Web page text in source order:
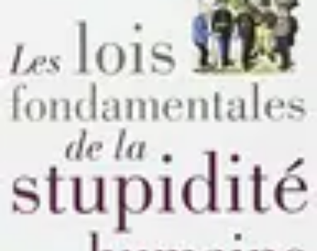
Règles de Base Stratégies et AstucesStratégies et
Règles Jeux Dames